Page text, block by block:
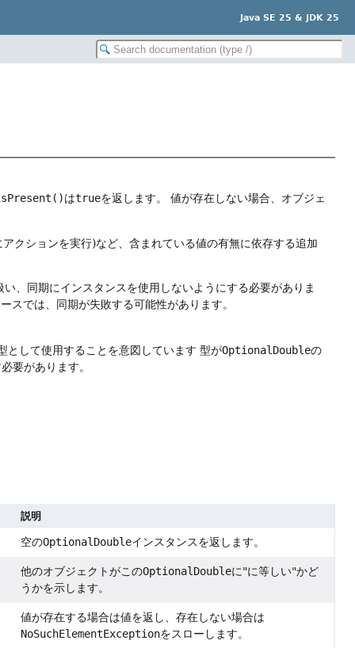
Java SE 25 & JDK 25
はtrueを返します。 値が存在しない場合、オブジェ
クションを実行)など、含まれている値の有無に依存する追加
、同期にインスタンスを使用しないようにする必要がありま
スでは、同期が失敗する可能性があります。
として使用することを意図しています 型がOptionalDoubleの
要があります。
説明
空のOptionalDoubleインスタンスを返します。
他のオブジェクトがこのOptionalDoubleに"に等しい"かど
うかを示します。
値が存在する場合は値を返し、存在しない場合は
NoSuchElementExceptionをスローします。